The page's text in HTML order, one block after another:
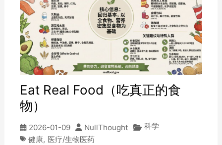
Eat Real Food（吃真正的食
物）
2026-01-09 NullThought
科学
健康, 医疗/生物医药